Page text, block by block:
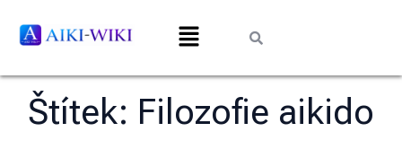
Štítek: Filozofie aikido